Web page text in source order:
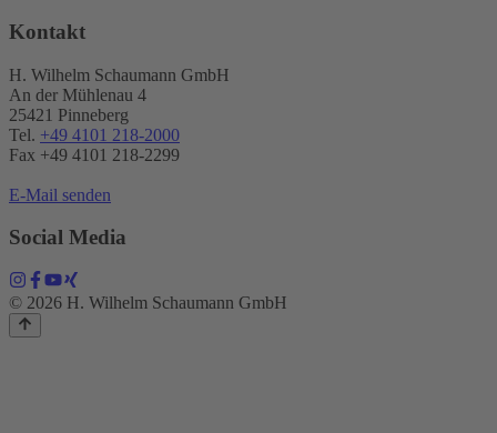
Kontakt
H. Wilhelm Schaumann GmbH
An der Mühlenau 4
25421 Pinneberg
Tel. +49 4101 218-2000
Fax +49 4101 218​-2299
E-Mail senden
Social Media
© 2026 H. Wilhelm Schaumann GmbH